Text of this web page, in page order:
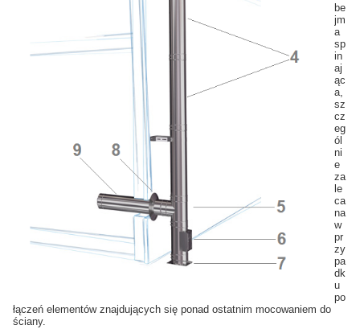
be
jm
a
sp
in
aj
ąc
a,
sz
cz
eg
ól
ni
e
za
le
ca
na
w
pr
zy
pa
dk
u
po
łączeń elementów znajdujących się ponad ostatnim mocowaniem do
ściany.